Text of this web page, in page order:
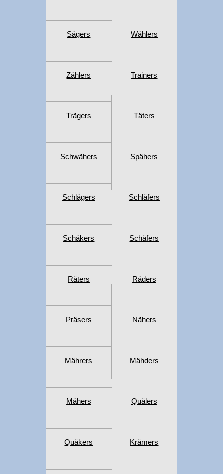
Sägers Wählers
Zählers Trainers
Trägers Täters
Schwähers Spähers
Schlägers Schläfers
Schäkers Schäfers
Räters Räders
Präsers Nähers
Mährers Mähders
Mähers Quälers
Quäkers Krämers